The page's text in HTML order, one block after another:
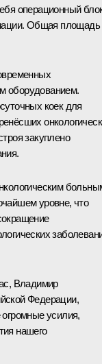
операционный
Общая площадь
оборудованием.
коек для
закуплено
уровне, что
Владимир
Федерации,
усилия,
нашего